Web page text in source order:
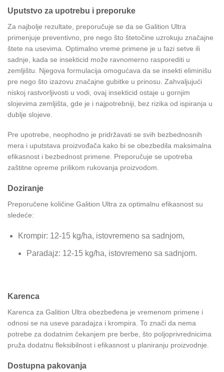
Uputstvo za upotrebu i preporuke
Za najbolje rezultate, preporučuje se da se Galition Ultra
primenjuje preventivno, pre nego što štetočine uzrokuju značajne
štete na usevima. Optimalno vreme primene je u fazi setve ili
sadnje, kada se insekticid može ravnomerno rasporediti u
zemljištu. Njegova formulacija omogućava da se insekti eliminišu
pre nego što izazovu značajne gubitke u prinosu. Zahvaljujući
niskoj rastvorljivosti u vodi, ovaj insekticid ostaje u gornjim
slojevima zemljišta, gde je i najpotrebniji, bez rizika od ispiranja u
dublje slojeve.
Pre upotrebe, neophodno je pridržavati se svih bezbednosnih
mera i uputstava proizvođača kako bi se obezbedila maksimalna
efikasnost i bezbednost primene. Preporučuje se upotreba
zaštitne opreme prilikom rukovanja proizvodom.
Doziranje
Preporučene količine Galition Ultra za optimalnu efikasnost su
sledeće:
Krompir: 12-15 kg/ha, istovremeno sa sadnjom,
Paradajz: 12-15 kg/ha, istovremeno sa sadnjom.
Karenca
Karenca za Galition Ultra obezbeđena je vremenom primene i
odnosi se na useve paradajza i krompira. To znači da nema
potrebe za dodatnim čekanjem pre berbe, što poljoprivrednicima
pruža dodatnu fleksibilnost i efikasnost u planiranju proizvodnje.
Dostupna pakovanja